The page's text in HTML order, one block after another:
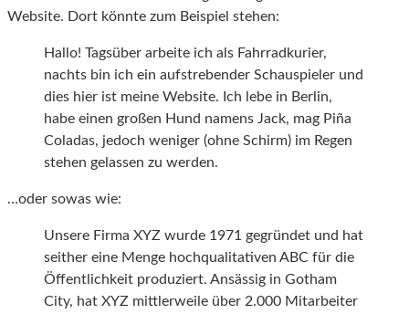
Website. Dort könnte zum Beispiel stehen:
Hallo! Tagsüber arbeite ich als Fahrradkurier,
nachts bin ich ein aufstrebender Schauspieler und
dies hier ist meine Website. Ich lebe in Berlin,
habe einen großen Hund namens Jack, mag Piña
Coladas, jedoch weniger (ohne Schirm) im Regen
stehen gelassen zu werden.
…oder sowas wie:
Unsere Firma XYZ wurde 1971 gegründet und hat
seither eine Menge hochqualitativen ABC für die
Öffentlichkeit produziert. Ansässig in Gotham
City, hat XYZ mittlerweile über 2.000 Mitarbeiter